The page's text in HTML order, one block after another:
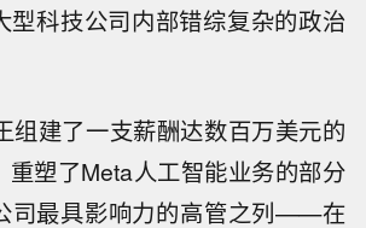
型科技公司内部错综复杂的政治
组建了一支薪酬达数百万美元的
重塑了Meta人工智能业务的部分
司最具影响力的高管之列——在